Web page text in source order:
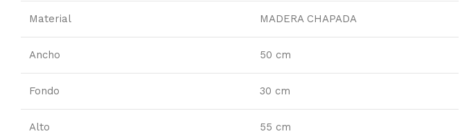
Material MADERA CHAPADA
Ancho 50 cm
Fondo 30 cm
Alto 55 cm